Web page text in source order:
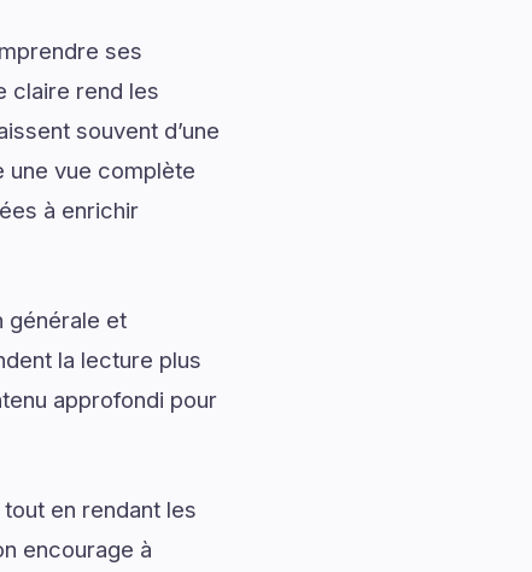
ses
claire rend les
souvent d’une
une vue complète
à enrichir
générale et
la lecture plus
approfondi pour
en rendant les
encourage à